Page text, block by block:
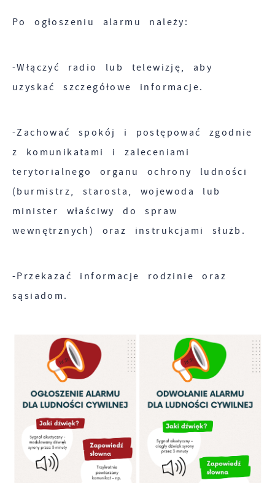
Po ogłoszeniu alarmu należy:
-Włączyć radio lub telewizję, aby
uzyskać szczegółowe informacje.
-Zachować spokój i postępować zgodnie
z komunikatami i zaleceniami
terytorialnego organu ochrony ludności
(burmistrz, starosta, wojewoda lub
minister właściwy do spraw
wewnętrznych) oraz instrukcjami służb.
-Przekazać informacje rodzinie oraz
sąsiadom.
będących naszymi partnerami oraz innych
treści w postaci wiadomości, ofert, komunikatów
mediów społecznościowych.